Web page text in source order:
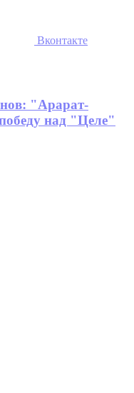
Вконтакте
"Арарат-
над "Целе"